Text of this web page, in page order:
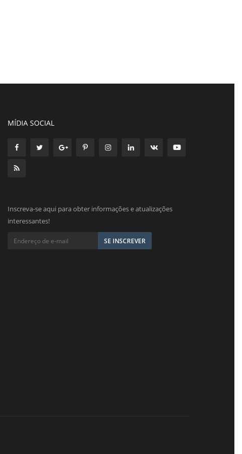
MÍDIA SOCIAL
Inscreva-se aqui para obter informações e atualizações
interessantes!